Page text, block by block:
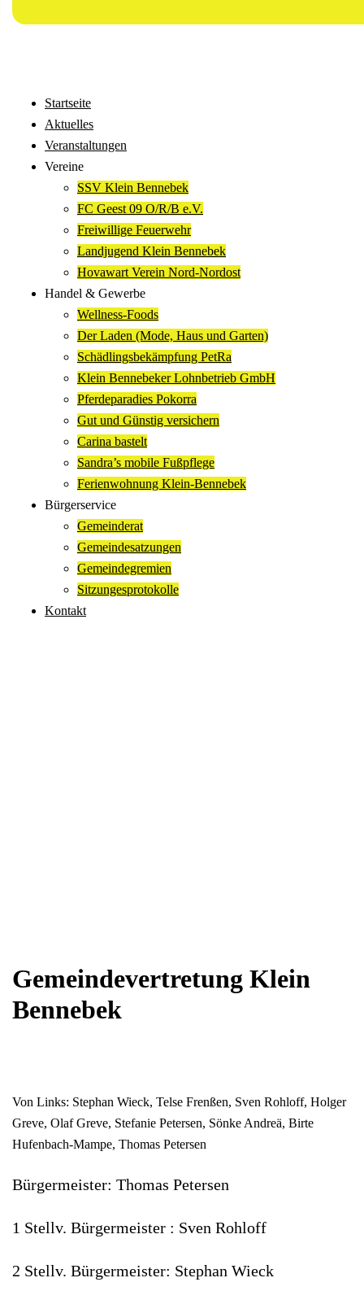
Startseite
Aktuelles
Veranstaltungen
Vereine
SSV Klein Bennebek
FC Geest 09 O/R/B e.V.
Freiwillige Feuerwehr
Landjugend Klein Bennebek
Hovawart Verein Nord-Nordost
Handel & Gewerbe
Wellness-Foods
Der Laden (Mode, Haus und Garten)
Schädlingsbekämpfung PetRa
Klein Bennebeker Lohnbetrieb GmbH
Pferdeparadies Pokorra
Gut und Günstig versichern
Carina bastelt
Sandra’s mobile Fußpflege
Ferienwohnung Klein-Bennebek
Bürgerservice
Gemeinderat
Gemeindesatzungen
Gemeindegremien
Sitzungesprotokolle
Kontakt
Gemeindevertretung Klein
Bennebek
Von Links: Stephan Wieck, Telse Frenßen, Sven Rohloff, Holger
Greve, Olaf Greve, Stefanie Petersen, Sönke Andreä, Birte
Hufenbach-Mampe, Thomas Petersen
Bürgermeister: Thomas Petersen
1 Stellv. Bürgermeister : Sven Rohloff
2 Stellv. Bürgermeister: Stephan Wieck